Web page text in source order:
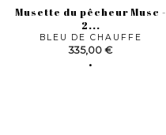
Musette du pêcheur Musc -
2...
BLEU DE CHAUFFE
Prix
335,00 €